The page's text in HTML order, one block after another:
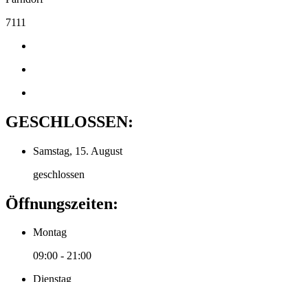
7111
GESCHLOSSEN:
Samstag, 15. August
geschlossen
Öffnungszeiten:
Montag
09:00 - 21:00
Dienstag